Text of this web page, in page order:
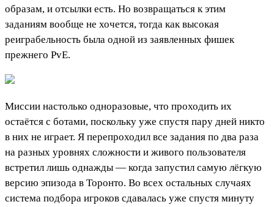
образам, и отсылки есть. Но возвращаться к этим
заданиям вообще не хочется, тогда как высокая
реиграбельность была одной из заявленных фишек
прежнего PvE.
Миссии настолько одноразовые, что проходить их
остаётся с ботами, поскольку уже спустя пару дней никто
в них не играет. Я перепроходил все задания по два раза
на разных уровнях сложности и живого пользователя
встретил лишь однажды — когда запустил самую лёгкую
версию эпизода в Торонто. Во всех остальных случаях
система подбора игроков сдавалась уже спустя минуту